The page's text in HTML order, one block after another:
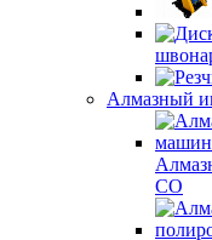
Алмазный
СО